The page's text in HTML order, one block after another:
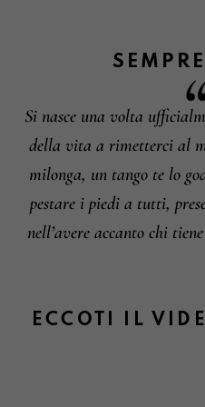
Informazioni su
Le parole creano un
sulle nostre corde.
Si nasce una volta
della vita a rimetterci al
milonga, un tango te lo
pestare i piedi a tutti,
nell’avere accanto chi
ECCOTI IL